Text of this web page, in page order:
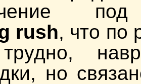
rush, что по
но